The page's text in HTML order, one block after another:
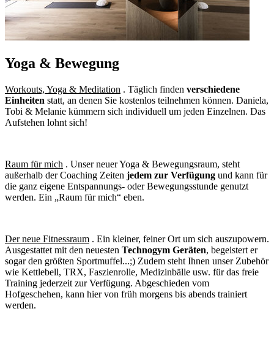
Yoga & Bewegung
Workouts, Yoga & Meditation . Täglich finden verschiedene
Einheiten statt, an denen Sie kostenlos teilnehmen können. Daniela,
Tobi & Melanie kümmern sich individuell um jeden Einzelnen. Das
Aufstehen lohnt sich!
Raum für mich . Unser neuer Yoga & Bewegungsraum, steht
außerhalb der Coaching Zeiten jedem zur Verfügung und kann für
die ganz eigene Entspannungs- oder Bewegungsstunde genutzt
werden. Ein „Raum für mich“ eben.
Der neue Fitnessraum . Ein kleiner, feiner Ort um sich auszupowern.
Ausgestattet mit den neuesten Technogym Geräten, begeistert er
sogar den größten Sportmuffel...;) Zudem steht Ihnen unser Zubehör
wie Kettlebell, TRX, Faszienrolle, Medizinbälle usw. für das freie
Training jederzeit zur Verfügung. Abgeschieden vom
Hofgeschehen, kann hier von früh morgens bis abends trainiert
werden.